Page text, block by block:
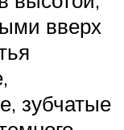
вверх
зубчатые